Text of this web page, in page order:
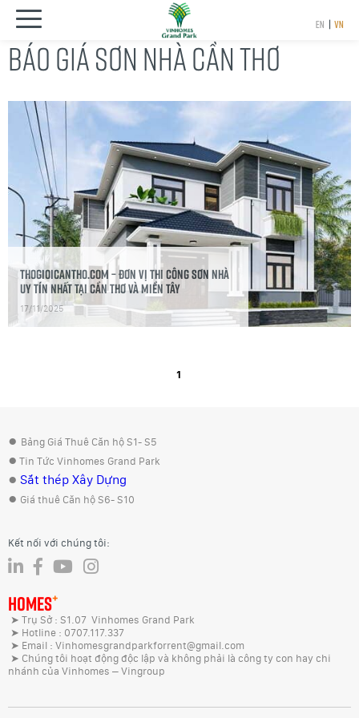
EN | VN
BÁO GIÁ SƠN NHÀ CẦN THƠ
thogioicantho.com – Đơn Vị Thi Công Sơn Nhà
Uy Tín Nhất Tại Cần Thơ Và Miền Tây
17/11/2025
1
● Bảng Giá Thuê Căn hộ S1- S5
● Tin Tức Vinhomes Grand Park
● Sắt thép Xây Dựng
● Giá thuê Căn hộ S6- S10
Kết nối với chúng tôi:
HOMES+
➤ Trụ Sở : S1.07 Vinhomes Grand Park
➤ Hotline : 0707.117.337
➤ Email : Vinhomesgrandparkforrent@gmail.com
➤ Chúng tôi hoạt động độc lập và không phải là công ty con hay chi
nhánh của Vinhomes – Vingroup